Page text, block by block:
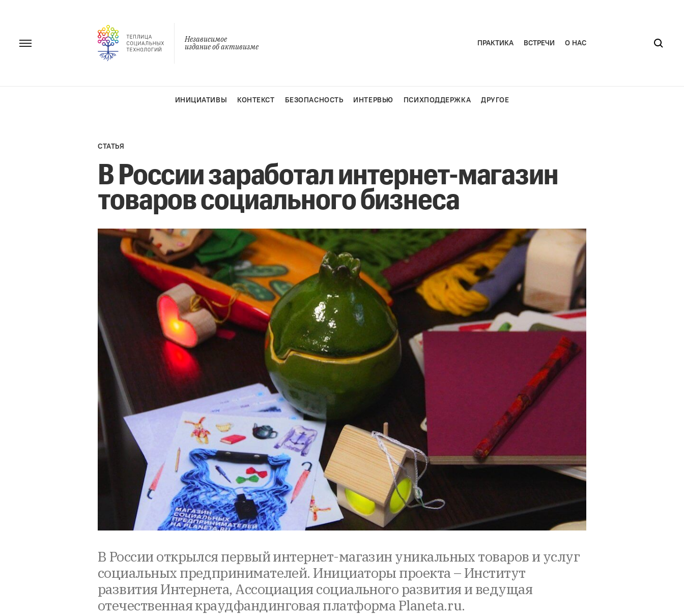
Независимое
издание об активизме
ПРАКТИКА ВСТРЕЧИ О НАС
ИНИЦИАТИВЫ КОНТЕКСТ БЕЗОПАСНОСТЬ ИНТЕРВЬЮ ПСИХПОДДЕРЖКА ДРУГОЕ
СТАТЬЯ
В России заработал интернет-магазин
товаров социального бизнеса
В России открылся первый интернет-магазин уникальных товаров и услуг
социальных предпринимателей. Инициаторы проекта – Институт
развития Интернета, Ассоциация социального развития и ведущая
отечественная краудфандинговая платформа Planeta.ru.